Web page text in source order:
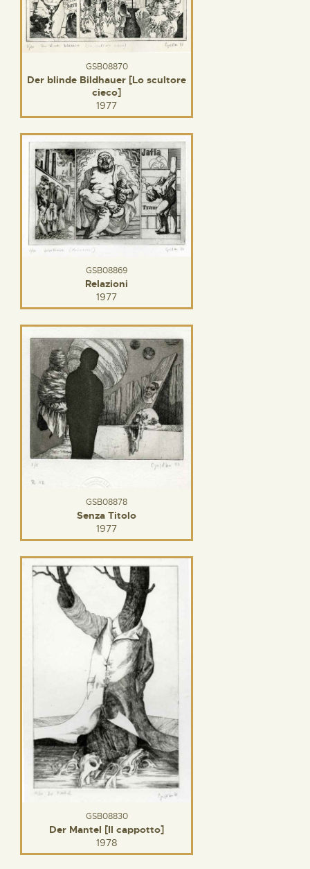
GSB08870
Der blinde Bildhauer [Lo scultore
cieco]
1977
GSB08869
Relazioni
1977
GSB08878
Senza Titolo
1977
GSB08830
Der Mantel [Il cappotto]
1978